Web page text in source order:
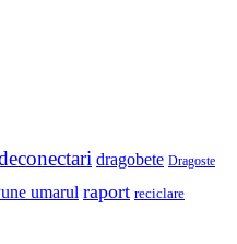
dragobete Dragoste
umarul raport reciclare